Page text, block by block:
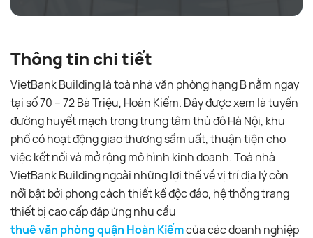
Thông tin chi tiết
VietBank Building là toà nhà văn phòng hạng B nằm ngay
tại số 70 – 72 Bà Triệu, Hoàn Kiếm. Đây được xem là tuyến
đường huyết mạch trong trung tâm thủ đô Hà Nội, khu
phố có hoạt động giao thương sầm uất, thuận tiện cho
việc kết nối và mở rộng mô hình kinh doanh. Toà nhà
VietBank Building ngoài những lợi thế về vị trí địa lý còn
nổi bật bởi phong cách thiết kế độc đáo, hệ thống trang
thiết bị cao cấp đáp ứng nhu cầu
thuê văn phòng quận Hoàn Kiếmcủa các doanh nghiệp